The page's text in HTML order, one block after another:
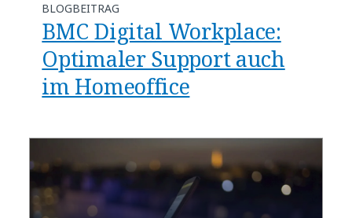
BLOGBEITRAG
BMC Digital Workplace:
Optimaler Support auch
im Homeoffice